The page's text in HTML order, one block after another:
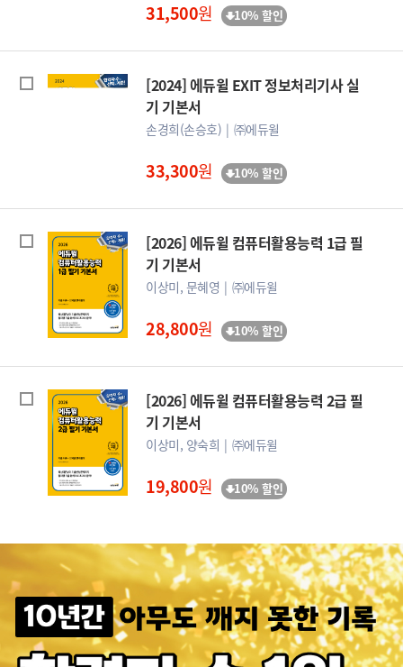
31,500원 10% 할인
[2024] 에듀윌 EXIT 정보처리기사 실
기 기본서
손경희(손승호) ㈜에듀윌
33,300원 10% 할인
[2026] 에듀윌 컴퓨터활용능력 1급 필
기 기본서
이상미, 문혜영 ㈜에듀윌
28,800원 10% 할인
[2026] 에듀윌 컴퓨터활용능력 2급 필
기 기본서
이상미, 양숙희 ㈜에듀윌
19,800원 10% 할인